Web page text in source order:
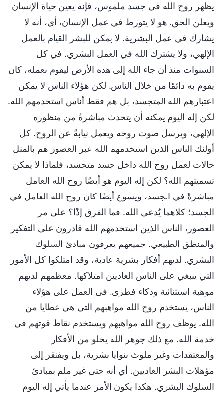
يظهر روح الله في جسد ملموس، فإنه يعين حياة الإنسان
ويعلن الحق. هو لا يتورط في عمل الإنسان، أي، أنه لا
يشارك في عمل البشرية. لا يمكن للبشر القيام بالعمل
الإلهي، ولا يشترك الله في العمل البشري. في كل
السنوات منذ أن جاء الله إلى هذه الأرض ليقوم بعمله، كان
يقوم به دائمًا من خلال الناس. لكن هؤلاء الناس لا يمكن
اعتبارهم الله المتجسد، بل هم فقط أناس استخدمهم الله.
لكن إله اليوم يمكنه أن يتحدث مباشرةً من منظوره
الإلهي، ويرسل صوت روحه ويعمل نيابةً عن الروح. كل
أولئك الناس الذين استخدمهم الله عبر العصور هم بالمثل
حالات لعمل روح الله داخل جسد متجسد، فلماذا لا يمكن
تسميتهم الله؟ لكن إله اليوم هو أيضًا روح الله العامل
مباشرةً في الجسد، ويسوع أيضًا كان روح الله العامل في
الجسد؛ كلاهما يُدعى الله. فما الفرق إذًا؟ على مر
العصور، الناس الذين استخدمهم الله قادرون على التفكير
والمنطق الطبيعي. جميعهم يعرفون مبادئ السلوك
البشري. لديهم أفكار بشرية عادية، وقد امتلكوا كل الأمور
التي ينبغي على الناس العاديين امتلاكها. معظمهم لديهم
موهبة استثنائية وذكاء فطري. في العمل على هؤلاء
الناس، يستخدم روح الله مواهبهم التي هي عطايا من
الله. يوظف روح الله مواهبهم ويستخدم نقاط قوتهم في
خدمة الله. مع ذلك جوهر الله يخلو من الأفكار
والمعتقدات وغير ملوث بنوايا بشرية، بل ويفتقر إلى
مؤهلات البشر العاديين. أي أنه حتى غير ملم بمبادئ
السلوك البشري. هكذا يكون الأمر عندما يأتي إله اليوم